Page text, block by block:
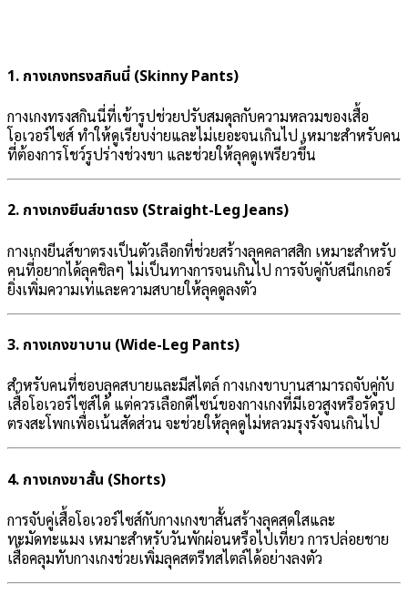
1. กางเกงทรงสกินนี่ (Skinny Pants)
กางเกงทรงสกินนี่ที่เข้ารูปช่วยปรับสมดุลกับความหลวมของเสื้อ
โอเวอร์ไซส์ ทำให้ดูเรียบง่ายและไม่เยอะจนเกินไป เหมาะสำหรับคน
ที่ต้องการโชว์รูปร่างช่วงขา และช่วยให้ลุคดูเพรียวขึ้น
2. กางเกงยีนส์ขาตรง (Straight-Leg Jeans)
กางเกงยีนส์ขาตรงเป็นตัวเลือกที่ช่วยสร้างลุคคลาสสิก เหมาะสำหรับ
คนที่อยากได้ลุคชิลๆ ไม่เป็นทางการจนเกินไป การจับคู่กับสนีกเกอร์
ยิ่งเพิ่มความเท่และความสบายให้ลุคดูลงตัว
3. กางเกงขาบาน (Wide-Leg Pants)
สำหรับคนที่ชอบลุคสบายและมีสไตล์ กางเกงขาบานสามารถจับคู่กับ
เสื้อโอเวอร์ไซส์ได้ แต่ควรเลือกดีไซน์ของกางเกงที่มีเอวสูงหรือรัดรูป
ตรงสะโพกเพื่อเน้นสัดส่วน จะช่วยให้ลุคดูไม่หลวมรุงรังจนเกินไป
4. กางเกงขาสั้น (Shorts)
การจับคู่เสื้อโอเวอร์ไซส์กับกางเกงขาสั้นสร้างลุคสดใสและ
ทะมัดทะแมง เหมาะสำหรับวันพักผ่อนหรือไปเที่ยว การปล่อยชาย
เสื้อคลุมทับกางเกงช่วยเพิ่มลุคสตรีทสไตล์ได้อย่างลงตัว